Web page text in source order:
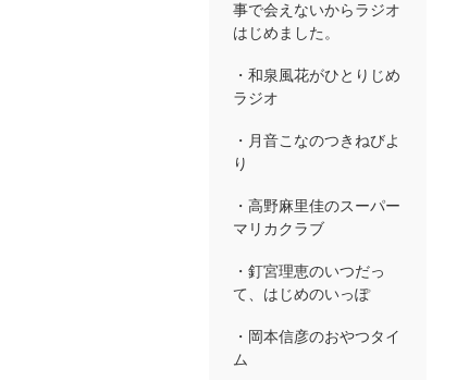
事で会えないからラジオ
はじめました。
・和泉風花がひとりじめ
ラジオ
・月音こなのつきねびよ
り
・高野麻里佳のスーパー
マリカクラブ
・釘宮理恵のいつだっ
て、はじめのいっぽ
・岡本信彦のおやつタイ
ム